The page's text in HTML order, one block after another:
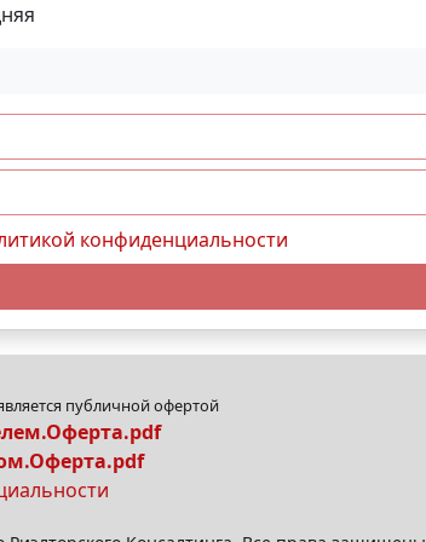
конфиденциальности
публичной офертой